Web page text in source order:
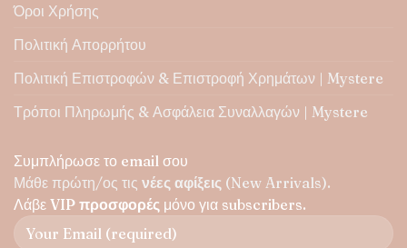
Όροι Χρήσης
Πολιτική Απορρήτου
Πολιτική Επιστροφών & Επιστροφή Χρημάτων | Mystere
Τρόποι Πληρωμής & Ασφάλεια Συναλλαγών | Mystere
Συμπλήρωσε το email σου
Μάθε πρώτη/ος τις νέες αφίξεις (New Arrivals).
Λάβε VIP προσφορές μόνο για subscribers.